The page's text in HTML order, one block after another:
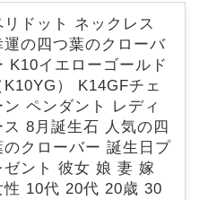
リドット ネックレス
運の四つ葉のクローバ
K10イエローゴールド
K10YG） K14GFチェ
ン ペンダント レディ
ス 8月誕生石 人気の四
のクローバー 誕生日プ
ゼント 彼女 娘 妻 嫁
性 10代 20代 20歳 30